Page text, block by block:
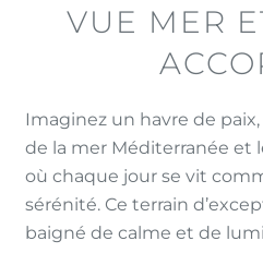
VUE MER
​Imaginez un havre de
de la mer Méditerranée et
où chaque jour se vit
sérénité. Ce terrain
baigné de calme et de